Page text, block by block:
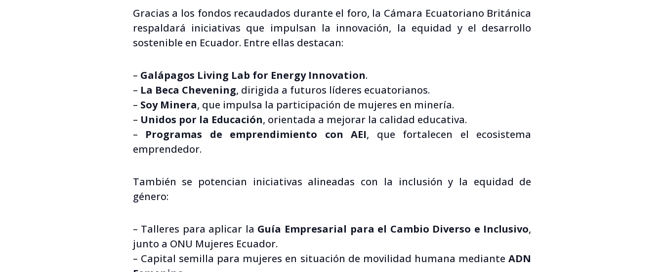
Gracias a los fondos recaudados durante el foro, la Cámara Ecuatoriano Británica
respaldará iniciativas que impulsan la innovación, la equidad y el desarrollo
sostenible en Ecuador. Entre ellas destacan:
– Galápagos Living Lab for Energy Innovation.
– La Beca Chevening, dirigida a futuros líderes ecuatorianos.
– Soy Minera, que impulsa la participación de mujeres en minería.
– Unidos por la Educación, orientada a mejorar la calidad educativa.
– Programas de emprendimiento con AEI, que fortalecen el ecosistema
emprendedor.
También se potencian iniciativas alineadas con la inclusión y la equidad de
género:
– Talleres para aplicar la Guía Empresarial para el Cambio Diverso e Inclusivo,
junto a ONU Mujeres Ecuador.
– Capital semilla para mujeres en situación de movilidad humana medianteADN